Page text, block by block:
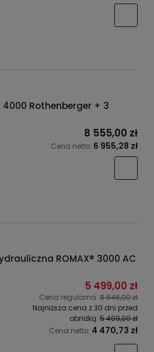
4000 Rothenberger + 3
8 555,00 zł
Cena netto: 6 955,28 zł
ROMAX® 3000 AC
5 499,00 zł
Cena regularna: 8 646,00 zł
Najniższa cena z 30 dni przed
obniżką: 5 499,00 zł
Cena netto: 4 470,73 zł